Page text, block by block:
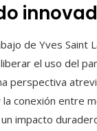
de Yves Saint
el uso del
perspectiva
conexión entre
impacto